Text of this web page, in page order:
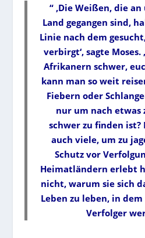
“ ‚Die Weißen, die
Land gegangen sind,
Linie nach dem
verbirgt‘, sagte
Afrikanern schwer,
kann man so weit
Fiebern oder
nur um nach etwas
schwer zu finden
auch viele, um zu
Schutz vor
Heimatländern erlebt
nicht, warum sie sich
Leben zu leben, in
Verfolger